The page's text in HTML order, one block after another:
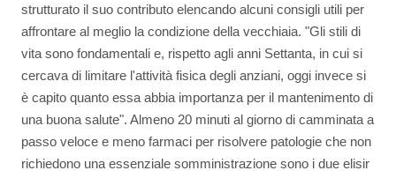
strutturato il suo contributo elencando alcuni consigli utili per
affrontare al meglio la condizione della vecchiaia. "Gli stili di
vita sono fondamentali e, rispetto agli anni Settanta, in cui si
cercava di limitare l'attività fisica degli anziani, oggi invece si
è capito quanto essa abbia importanza per il mantenimento di
una buona salute". Almeno 20 minuti al giorno di camminata a
passo veloce e meno farmaci per risolvere patologie che non
richiedono una essenziale somministrazione sono i due elisir